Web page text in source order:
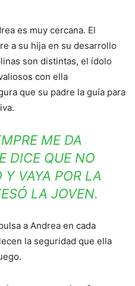
es muy cercana. El
a su hija en su desarrollo
son distintas, el ídolo
con ella
que su padre la guía para
.
ME DA
DICE QUE NO
VAYA POR LA
LA JOVEN.
a Andrea en cada
la seguridad que ella
.